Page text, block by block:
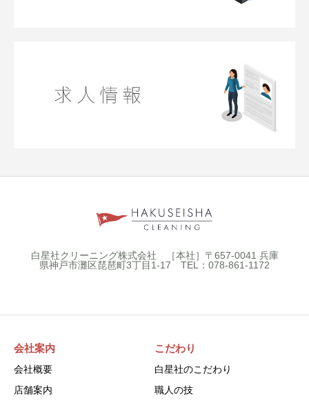
白星社クリーニング株式会社 ［本社］〒657-0041 兵庫
県神戸市灘区琵琶町3丁目1-17 TEL：078-861-1172
会社案内
会社概要
店舗案内
こだわり
白星社のこだわり
職人の技